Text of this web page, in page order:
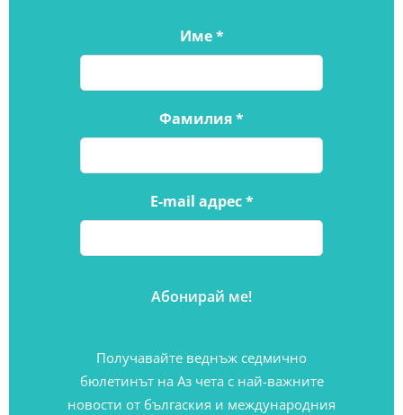
Име*
Фамилия*
E-mail адрес*
Получавайте веднъж седмично
бюлетинът на Аз чета с най-важните
новости от бългаския и международния